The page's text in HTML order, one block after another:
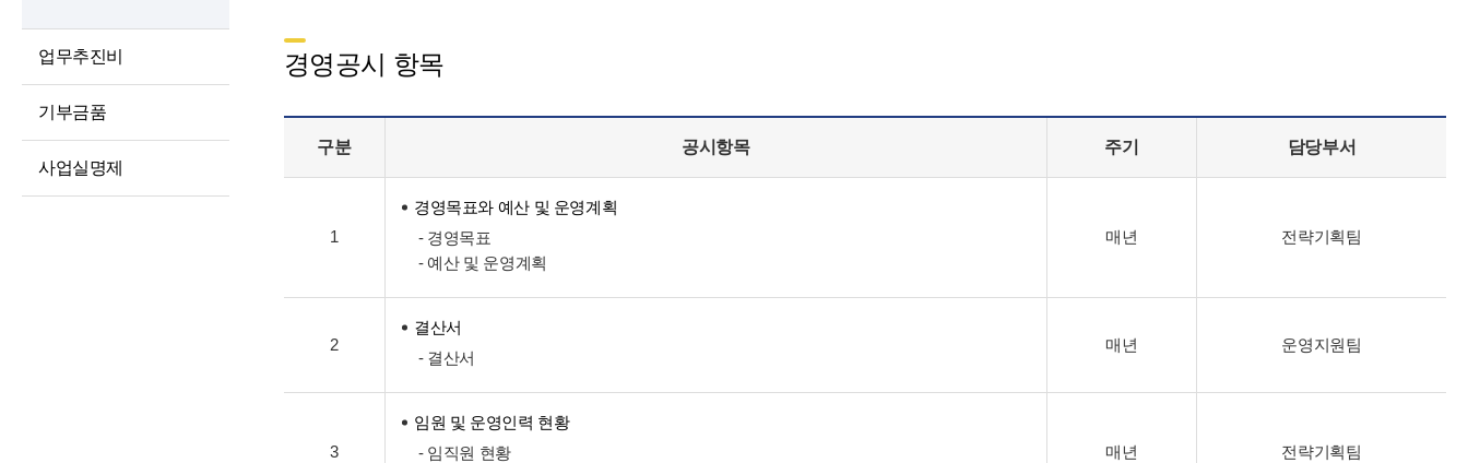
업무추진비
기부금품
사업실명제
경영공시 항목
구분 공시항목 주기 담당부서
1
경영목표와 예산 및 운영계획
- 경영목표
- 예산 및 운영계획
매년 전략기획팀
2
결산서
- 결산서
매년 운영지원팀
3
임원 및 운영인력 현황
- 임직원 현황
매년 전략기획팀